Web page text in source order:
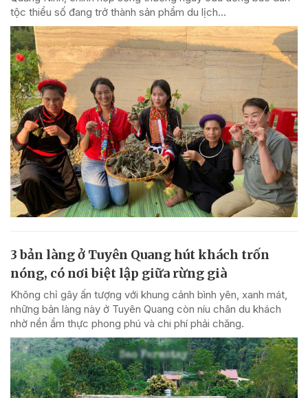
tộc thiểu số đang trở thành sản phẩm du lịch...
3 bản làng ở Tuyên Quang hút khách trốn
nóng, có nơi biệt lập giữa rừng già
Không chỉ gây ấn tượng với khung cảnh bình yên, xanh mát,
những bản làng này ở Tuyên Quang còn níu chân du khách
nhờ nền ẩm thực phong phú và chi phí phải chăng.